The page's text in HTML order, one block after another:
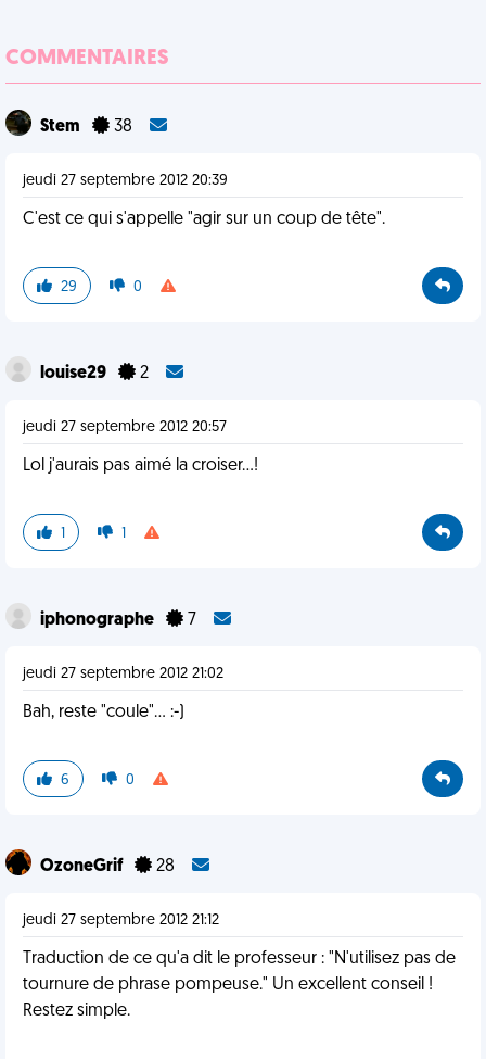
COMMENTAIRES
Stem 38
jeudi 27 septembre 2012 20:39
C'est ce qui s'appelle "agir sur un coup de tête".
29 0
louise29 2
jeudi 27 septembre 2012 20:57
Lol j'aurais pas aimé la croiser...!
1 1
iphonographe 7
jeudi 27 septembre 2012 21:02
Bah, reste "coule"... :-)
6 0
OzoneGrif 28
jeudi 27 septembre 2012 21:12
Traduction de ce qu'a dit le professeur : "N'utilisez pas de
tournure de phrase pompeuse." Un excellent conseil !
Restez simple.